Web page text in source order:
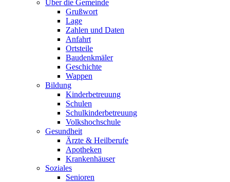
Über die Gemeinde
Grußwort
Lage
Zahlen und Daten
Anfahrt
Ortsteile
Baudenkmäler
Geschichte
Wappen
Bildung
Kinderbetreuung
Schulen
Schulkinderbetreuung
Volkshochschule
Gesundheit
Ärzte & Heilberufe
Apotheken
Krankenhäuser
Soziales
Senioren